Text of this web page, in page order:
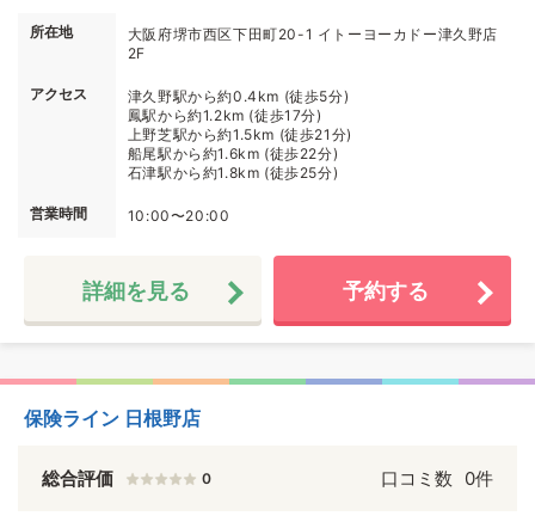
所在地
大阪府堺市西区下田町20-1 イトーヨーカドー津久野店
2F
アクセス
津久野駅から約0.4km (徒歩5分)
鳳駅から約1.2km (徒歩17分)
上野芝駅から約1.5km (徒歩21分)
船尾駅から約1.6km (徒歩22分)
石津駅から約1.8km (徒歩25分)
営業時間 10:00〜20:00
詳細を見る 予約する
保険ライン 日根野店
総合評価 0 口コミ数 0件